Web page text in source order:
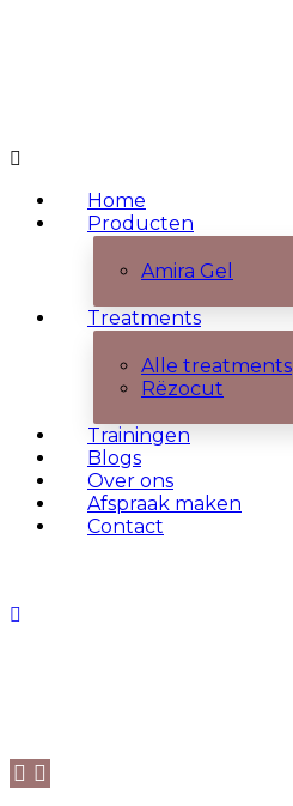
Home
Producten
Amira Gel
Treatments
Alle treatments
Rëzocut
Trainingen
Blogs
Over ons
Afspraak maken
Contact